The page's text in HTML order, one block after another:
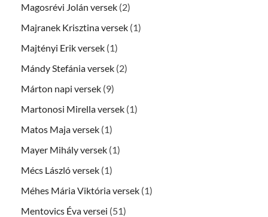
Magosrévi Jolán versek (2)
Majranek Krisztina versek (1)
Majtényi Erik versek (1)
Mándy Stefánia versek (2)
Márton napi versek (9)
Martonosi Mirella versek (1)
Matos Maja versek (1)
Mayer Mihály versek (1)
Mécs László versek (1)
Méhes Mária Viktória versek (1)
Mentovics Éva versei (51)